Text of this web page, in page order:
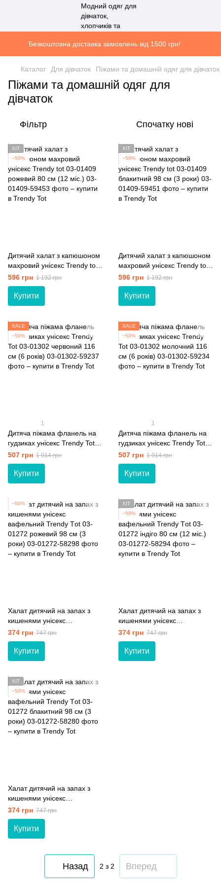
Безкоштовна доставка замовлень від 1500 грн!
Каталог Для дівчаток Піжами та домашній одяг для дівчаток
Піжами та домашній одяг для
дівчаток
Фільтр Спочатку нові
ХІТ
−50%
Дитячий халат з капюшоном
махровий унісекс Trendy tot
03-01409 рожевий 80 см (12
мiс.)
596 грн 1 192 грн
Купити
ХІТ
−50%
Дитячий халат з капюшоном
махровий унісекс Trendy tot
03-01409 блакитний 98 см (3
роки)
596 грн 1 192 грн
Купити
SALE
−50%
1
Дитяча піжама фланель на
гудзиках унісекс Trendy Tot
03-01302 червоний 116 см
(6 років)
507 грн 1 014 грн
Купити
SALE
−50%
1
Дитяча піжама фланель на
гудзиках унісекс Trendy Tot
03-01302 молочний 116 см
(6 років)
507 грн 1 014 грн
Купити
−50%
Халат дитячий на запах з
кишенями унісекс
вафельний Trendy Тot 03-
01272 рoжевий 98 см (3
роки)
374 грн 747 грн
Купити
ХІТ
−50%
Халат дитячий на запах з
кишенями унісекс
вафельний Trendy Тot 03-
01272 індіго 80 см (12 мiс.)
374 грн 747 грн
Купити
ХІТ
−50%
Халат дитячий на запах з
кишенями унісекс
вафельний Trendy Тot 03-
01272 блакитний 98 см (3
роки)
374 грн 747 грн
Купити
Назад 2 з 2 Вперед